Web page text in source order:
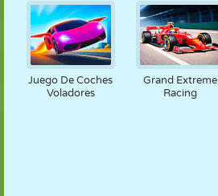
Juego De Coches
Voladores
Grand Extreme
Racing